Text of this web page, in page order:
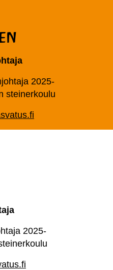
2025-
steinerkoulu
2025-